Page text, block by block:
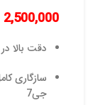
2,500,000
دقت بالا
جی7